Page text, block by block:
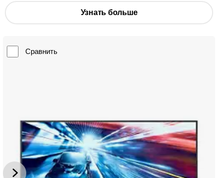
Узнать больше
Сравнить